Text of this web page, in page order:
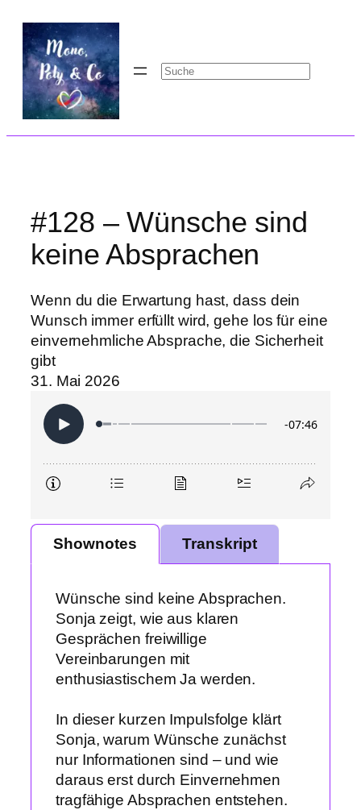
Inhalt
springen
Suchen
#128 – Wünsche sind
keine Absprachen
Wenn du die Erwartung hast, dass dein
Wunsch immer erfüllt wird, gehe los für eine
einvernehmliche Absprache, die Sicherheit
gibt
31. Mai 2026
Shownotes Transkript
Wünsche sind keine Absprachen.
Sonja zeigt, wie aus klaren
Gesprächen freiwillige
Vereinbarungen mit
enthusiastischem Ja werden.
In dieser kurzen Impulsfolge klärt
Sonja, warum Wünsche zunächst
nur Informationen sind – und wie
daraus erst durch Einvernehmen
tragfähige Absprachen entstehen.